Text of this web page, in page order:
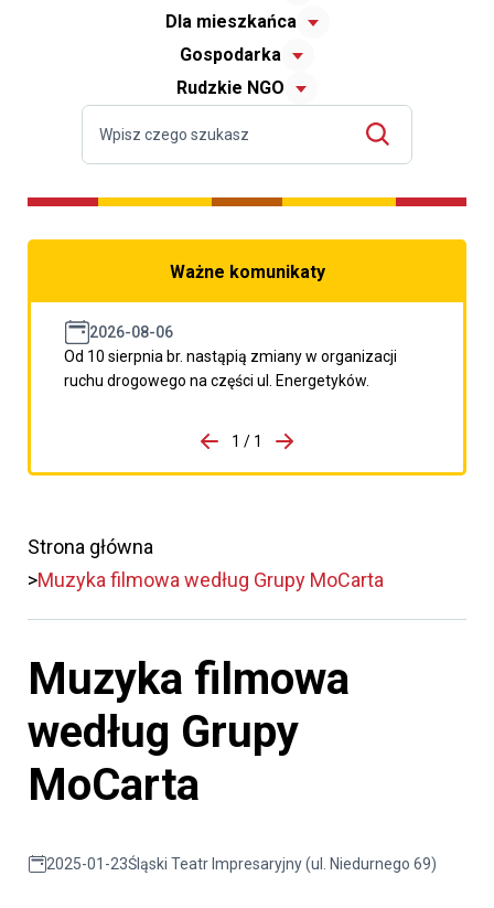
Dla mieszkańca
Gospodarka
Rudzkie NGO
Ważne komunikaty
2026-08-06
Od 10 sierpnia br. nastąpią zmiany w organizacji
ruchu drogowego na części ul. Energetyków.
porzpedniego komunikatu
1 / 1
Przejdź do następnego
Strona główna
Muzyka filmowa według Grupy MoCarta
Muzyka filmowa
według Grupy
MoCarta
2025-01-23Śląski Teatr Impresaryjny (ul. Niedurnego 69)